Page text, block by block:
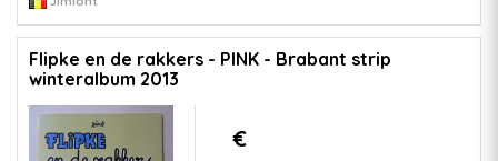
Flipke en de rakkers - PINK - Brabant strip
winteralbum 2013
€